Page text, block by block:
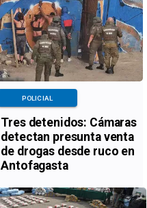
Tres detenidos: Cámaras
detectan presunta venta
de drogas desde ruco en
Antofagasta
POLICIAL